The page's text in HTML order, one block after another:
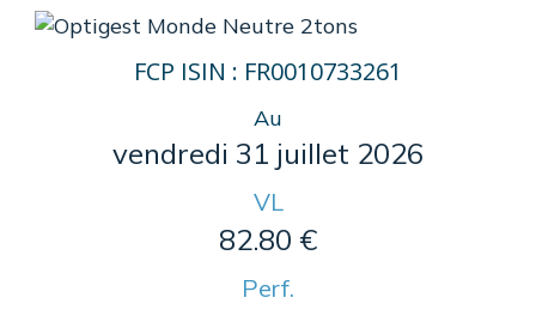
FCP ISIN : FR0010733261
Au
vendredi 31 juillet 2026
VL
82.80 €
Perf.